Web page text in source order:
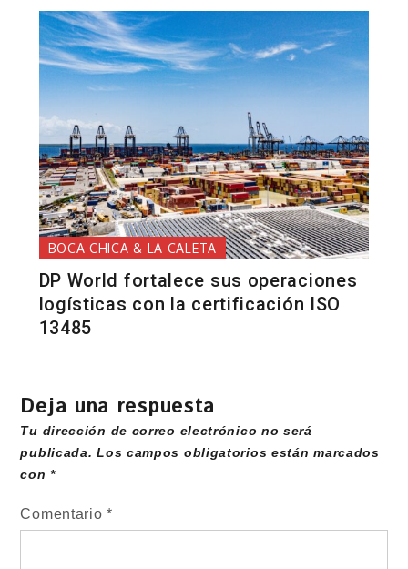
BOCA CHICA & LA CALETA
DP World fortalece sus operaciones
logísticas con la certificación ISO
13485
Deja una respuesta
Tu dirección de correo electrónico no será
publicada. Los campos obligatorios están marcados
con*
Comentario*